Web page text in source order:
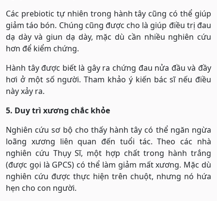
Các prebiotic tự nhiên trong hành tây cũng có thể giúp
giảm táo bón. Chúng cũng được cho là giúp điều trị đau
dạ dày và giun dạ dày, mặc dù cần nhiều nghiên cứu
hơn để kiểm chứng.
Hành tây được biết là gây ra chứng đau nửa đầu và đầy
hơi ở một số người. Tham khảo ý kiến ​​bác sĩ nếu điều
này xảy ra.
5. Duy trì xương chắc khỏe
Nghiên cứu sơ bộ cho thấy hành tây có thể ngăn ngừa
loãng xương liên quan đến tuổi tác. Theo các nhà
nghiên cứu Thụy Sĩ, một hợp chất trong hành trắng
(được gọi là GPCS) có thể làm giảm mất xương. Mặc dù
nghiên cứu được thực hiện trên chuột, nhưng nó hứa
hẹn cho con người.